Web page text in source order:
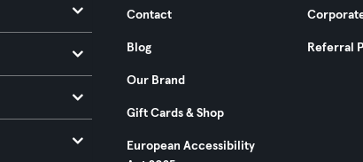
Contact
Blog
Our Brand
Gift Cards & Shop
European Accessibility
Referral